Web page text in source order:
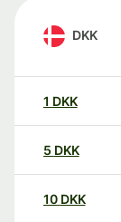
DKK
1 DKK
5 DKK
10 DKK